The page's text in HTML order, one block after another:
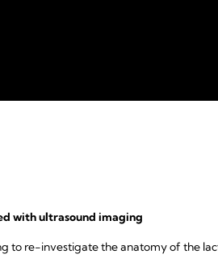
with ultrasound imaging
to re-investigate the anatomy of the